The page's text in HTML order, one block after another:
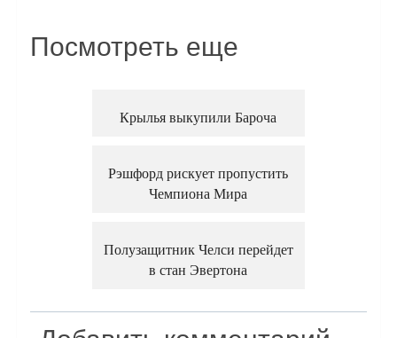
Посмотреть еще
Крылья выкупили Бароча
Рэшфорд рискует пропустить
Чемпиона Мира
Полузащитник Челси перейдет
в стан Эвертона